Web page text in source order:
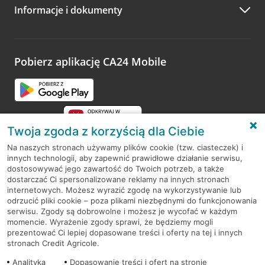
Zachęcamy do podzielenia się z nami opinią o wizycie.
opinie.
Informacje i dokumenty
Pobierz aplikację CA24 Mobile
RODO
Regulamin serwisu
Mapa serwisu
PolitykaCookies
Twoja zgoda z korzyścią dla Ciebie
Na naszych stronach używamy plików cookie (tzw. ciasteczek) i
innych technologii, aby zapewnić prawidłowe działanie serwisu,
dostosowywać jego zawartość do Twoich potrzeb, a także
dostarczać Ci spersonalizowane reklamy na innych stronach
internetowych. Możesz wyrazić zgodę na wykorzystywanie lub
odrzucić pliki cookie – poza plikami niezbędnymi do funkcjonowania
serwisu. Zgody są dobrowolne i możesz je wycofać w każdym
momencie. Wyrażenie zgody sprawi, że będziemy mogli
prezentować Ci lepiej dopasowane treści i oferty na tej i innych
stronach Credit Agricole.
Analityka
Dopasowanie treści i ofert na stronie